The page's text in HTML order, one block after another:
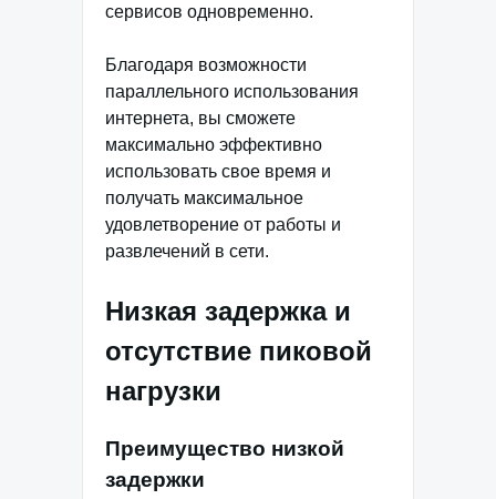
сервисов одновременно.
Благодаря возможности
параллельного использования
интернета, вы сможете
максимально эффективно
использовать свое время и
получать максимальное
удовлетворение от работы и
развлечений в сети.
Низкая задержка и
отсутствие пиковой
нагрузки
Преимущество низкой
задержки